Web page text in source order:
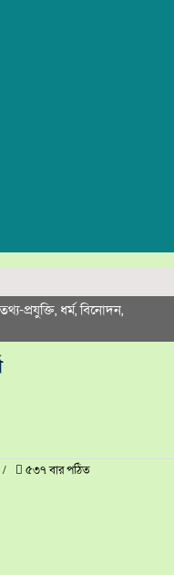
তথ্য-প্রযুক্তি, ধর্ম,বিনোদন,
৫৩৭ বার পঠিত